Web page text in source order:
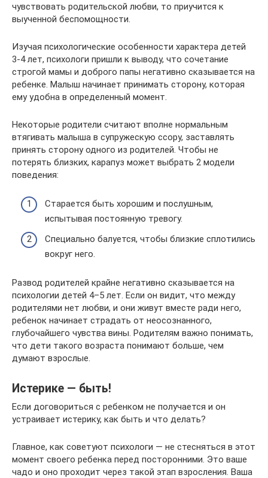
чувствовать родительской любви, то приучится к
выученной беспомощности.
Изучая психологические особенности характера детей
3-4 лет, психологи пришли к выводу, что сочетание
строгой мамы и доброго папы негативно сказывается на
ребенке. Малыш начинает принимать сторону, которая
ему удобна в определенный момент.
Некоторые родители считают вполне нормальным
втягивать малыша в супружескую ссору, заставлять
принять сторону одного из родителей. Чтобы не
потерять близких, карапуз может выбрать 2 модели
поведения:
Старается быть хорошим и послушным,
испытывая постоянную тревогу.
Специально балуется, чтобы близкие сплотились
вокруг него.
Развод родителей крайне негативно сказывается на
психологии детей 4–5 лет. Если он видит, что между
родителями нет любви, и они живут вместе ради него,
ребенок начинает страдать от неосознанного,
глубочайшего чувства вины. Родителям важно понимать,
что дети такого возраста понимают больше, чем
думают взрослые.
Истерике — быть!
Если договориться с ребенком не получается и он
устраивает истерику, как быть и что делать?
Главное, как советуют психологи — не стесняться в этот
момент своего ребенка перед посторонними. Это ваше
чадо и оно проходит через такой этап взросления. Ваша